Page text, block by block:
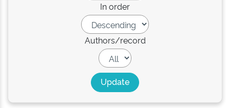
In order
Authors/record